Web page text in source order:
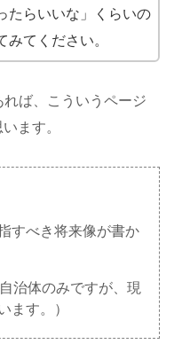
たらいいな」くらいの
てください。
ば、こういうページ
ます。
すべき将来像が書か
治体のみですが、現
ます。）